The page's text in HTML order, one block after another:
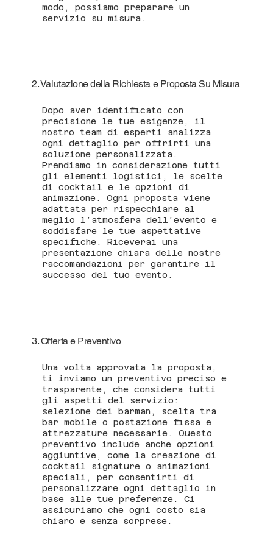
modo, possiamo preparare un
servizio su misura.
2. Valutazione della Richiesta e Proposta Su Misura
Dopo aver identificato con
precisione le tue esigenze, il
nostro team di esperti analizza
ogni dettaglio per offrirti una
soluzione personalizzata.
Prendiamo in considerazione tutti
gli elementi logistici, le scelte
di cocktail e le opzioni di
animazione. Ogni proposta viene
adattata per rispecchiare al
meglio l’atmosfera dell’evento e
soddisfare le tue aspettative
specifiche. Riceverai una
presentazione chiara delle nostre
raccomandazioni per garantire il
successo del tuo evento.
3. Offerta e Preventivo
Una volta approvata la proposta,
ti inviamo un preventivo preciso e
trasparente, che considera tutti
gli aspetti del servizio:
selezione dei barman, scelta tra
bar mobile o postazione fissa e
attrezzature necessarie. Questo
preventivo include anche opzioni
aggiuntive, come la creazione di
cocktail signature o animazioni
speciali, per consentirti di
personalizzare ogni dettaglio in
base alle tue preferenze. Ci
assicuriamo che ogni costo sia
chiaro e senza sorprese.